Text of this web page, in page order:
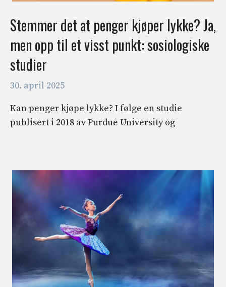
Stemmer det at penger kjøper lykke? Ja,
men opp til et visst punkt: sosiologiske
studier
30. april 2025
Kan penger kjøpe lykke? I følge en studie
publisert i 2018 av Purdue University og